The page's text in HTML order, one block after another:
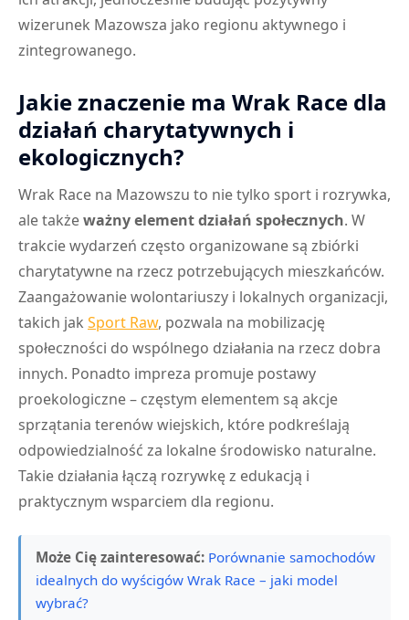
wizerunek Mazowsza jako regionu aktywnego i
zintegrowanego.
Jakie znaczenie ma Wrak Race dla
działań charytatywnych i
ekologicznych?
Wrak Race na Mazowszu to nie tylko sport i rozrywka,
ale takżeważny element działań społecznych. W
trakcie wydarzeń często organizowane są zbiórki
charytatywne na rzecz potrzebujących mieszkańców.
Zaangażowanie wolontariuszy i lokalnych organizacji,
takich jak Sport Raw, pozwala na mobilizację
społeczności do wspólnego działania na rzecz dobra
innych. Ponadto impreza promuje postawy
proekologiczne – częstym elementem są akcje
sprzątania terenów wiejskich, które podkreślają
odpowiedzialność za lokalne środowisko naturalne.
Takie działania łączą rozrywkę z edukacją i
praktycznym wsparciem dla regionu.
Może Cię zainteresować: Porównanie samochodów
idealnych do wyścigów Wrak Race – jaki model
wybrać?